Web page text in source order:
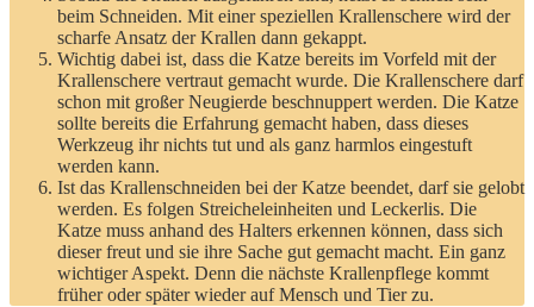
beim Schneiden. Mit einer speziellen Krallenschere wird der
scharfe Ansatz der Krallen dann gekappt.
Wichtig dabei ist, dass die Katze bereits im Vorfeld mit der
Krallenschere vertraut gemacht wurde. Die Krallenschere darf
schon mit großer Neugierde beschnuppert werden. Die Katze
sollte bereits die Erfahrung gemacht haben, dass dieses
Werkzeug ihr nichts tut und als ganz harmlos eingestuft
werden kann.
Ist das Krallenschneiden bei der Katze beendet, darf sie gelobt
werden. Es folgen Streicheleinheiten und Leckerlis. Die
Katze muss anhand des Halters erkennen können, dass sich
dieser freut und sie ihre Sache gut gemacht macht. Ein ganz
wichtiger Aspekt. Denn die nächste Krallenpflege kommt
früher oder später wieder auf Mensch und Tier zu.